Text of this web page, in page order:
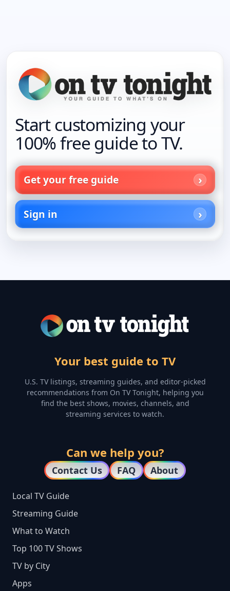
Start customizing your
100% free guide to TV.
Get your free guide
Sign in
Your best guide to TV
U.S. TV listings, streaming guides, and editor-picked
recommendations from On TV Tonight, helping you
find the best shows, movies, channels, and
streaming services to watch.
Can we help you?
Contact Us FAQ About
Local TV Guide
Streaming Guide
What to Watch
Top 100 TV Shows
TV by City
Apps